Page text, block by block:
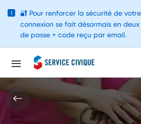
i 🔐 Pour renforcer la sécurité de votre
connexion se fait désormais en
de passe + code reçu par email.